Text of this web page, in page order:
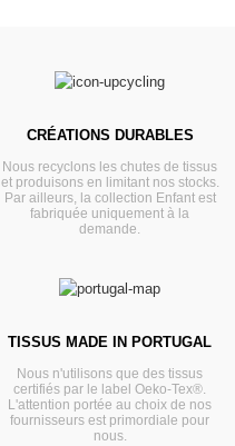
CRÉATIONS DURABLES
Nous recyclons les chutes de tissus
et produisons en limitant nos stocks.
Par ailleurs, la collection Enfant est
fabriquée uniquement à la
demande.
TISSUS MADE IN PORTUGAL
Nous n'utilisons que des tissus
certifiés par le label Oeko-Tex®.
L'attention portée au choix de nos
fournisseurs est primordiale pour
nous.